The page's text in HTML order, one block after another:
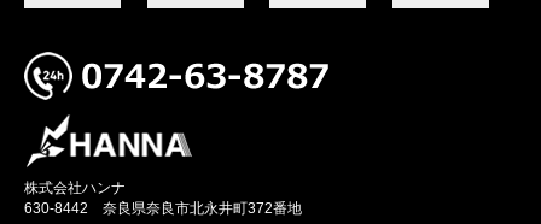
株式会社ハンナ
630-8442 奈良県奈良市北永井町372番地